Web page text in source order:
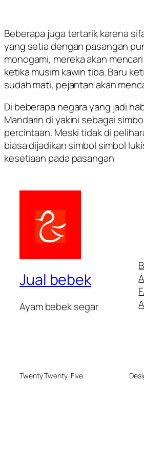
Beberapa juga tertarik karena
yang setia dengan pasangan
monogami, mereka akan
ketika musim kawin tiba. Baru
sudah mati, pejantan akan
Di beberapa negara yang jadi
Mandarin di yakini sebagai
percintaan. Meski tidak di
biasa dijadikan simbol simbol
kesetiaan pada pasangan
Jual bebek
Ayam bebek segar
Twenty Twenty-Five